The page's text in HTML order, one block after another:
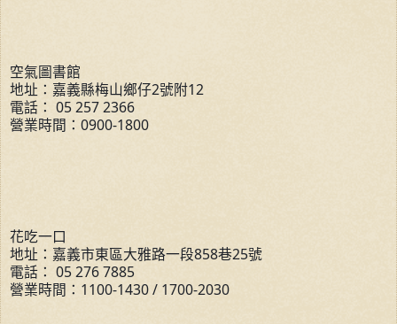
空氣圖書館
地址：嘉義縣梅山鄉仔2號附12
電話： 05 257 2366
營業時間：0900-1800
花吃一口
地址：嘉義市東區大雅路一段858巷25號
電話： 05 276 7885
營業時間：1100-1430 / 1700-2030